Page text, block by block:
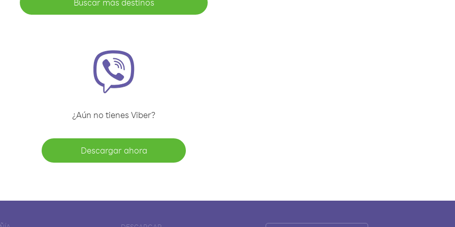
Buscar más destinos
¿Aún no tienes Viber?
Descargar ahora